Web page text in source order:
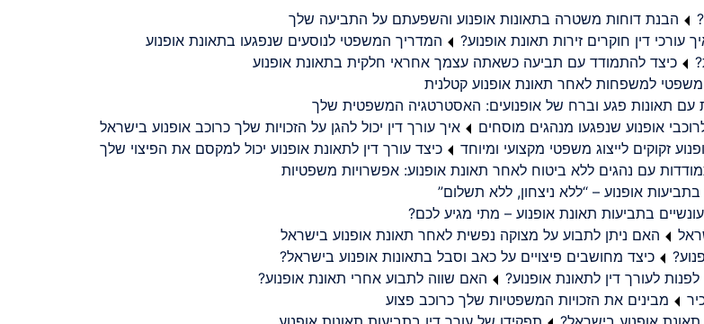
הבנת דוחות משטרה בתאונות אופנוע והשפעתם על התביעה שלך
עורכי דין חוקרים זירות תאונת אופנוע?
המדריך המשפטי לנוסעים שנפגעו בתאונת אופנוע
כיצד להתמודד עם תביעה כשאתה עצמך אחראי חלקית בתאונת אופנוע
משפטי למשפחות לאחר תאונת אופנוע קטלנית
עם תאונות פגע וברח של אופנועים: האסטרטגיה המשפטית שלך
אופנוע שנפגעו מנהגים מוסחים
איך עורך דין יכול להגן על הזכויות שלך כרוכב אופנוע בישראל
זקוקים לייצוג משפטי מקצועי ומיוחד
כיצד עורך דין לתאונת אופנוע יכול למקסם את הפיצוי שלך
עם נהגים ללא ביטוח לאחר תאונת אופנוע: אפשרויות משפטיות
אופנוע – “ללא ניצחון, ללא תשלום”
עונשיים בתביעות תאונת אופנוע – מתי מגיע לכם?
האם ניתן לתבוע על מצוקה נפשית לאחר תאונת אופנוע בישראל
כיצד מחושבים פיצויים על כאב וסבל בתאונות אופנוע בישראל?
לעורך דין לתאונת אופנוע?
האם שווה לתבוע אחרי תאונת אופנוע?
מבינים את הזכויות המשפטיות שלך כרוכב פצוע